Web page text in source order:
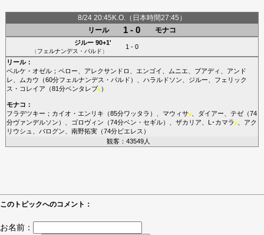
8/24 20:45K.O.（日本時間27:45）
リール
1 - 0 モナコ
ジルー90+1'
（フェルナンデス・パルド）
1 - 0
リール：
ベルケ・オゼル； ペロー アレクサンドロ エンゴイ ムニエ ブアディ
アンド
レ
ムカウ （60分フェルナンデス・パルド ）、 ハラルドソン ジルー
フェリック
ス・コレイア （81分ベンタレブ■）
モナコ ：
フラデツキー ； カイオ・エンリキ （85分ワッタラ ）、 マウィサ■、 ダイアー テゼ（74
分ヴァンデルソン ）、 ゴロヴィン （74分ベン・セギル）、 ザカリア L･カマラ ■、 アク
リウシュ
バログン 南野拓実（74分ビエレス ）
観客：43549人
このトピックへのコメント：
お名前：